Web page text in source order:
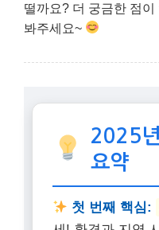
떨까요? 더 궁금한 점
봐주세요~
2025
요약
첫 번째 핵심: